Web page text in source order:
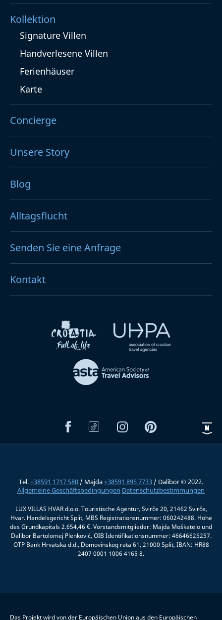
Kollektion
Signature Villen
Handverlesene Villen
Ferienhäuser
Karte
Concierge
Unsere Story
Blog
Alltagsflucht
Senden Sie eine Anfrage
Kontakt
Tel.+38591 1717 580 / Majda+38591 895 7733 / Dalibor © 2022.
Allgemeine Geschäftsbedingungen Datenschutzbestimmungen
LUX VILLAS HVAR d.o.o. Touristische Agentur, Svirče 20, 21462 Svirče,
Hvar. Handelsgericht Split, MBS Registrationsnummer: 060242488. Höhe
des Grundkapitals 2.654,46 €. Vorstandsmitglieder: Majda Moškatelo und
Dalibor Bartolomej Plenković, OIB Identifikationsnummer: 46646625257.
OTP Bank Hrvatska d.d., Domovinskog rata 61, 21000 Split, IBAN: HR88
2407 0001 1006 4165 8.
Das Projekt wird von der Europäischen Union aus den Europäischen